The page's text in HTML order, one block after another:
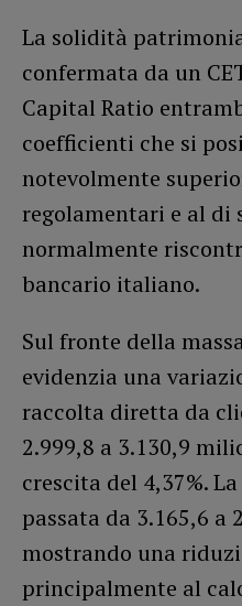
La solidità
confermata da un
Capital Ratio
coefficienti che si
notevolmente
regolamentari e al di
normalmente
bancario italiano.
Sul fronte della
evidenzia una
raccolta diretta da
2.999,8 a 3.130,9
crescita del 4,37%.
passata da 3.165,6 a
mostrando una
principalmente al